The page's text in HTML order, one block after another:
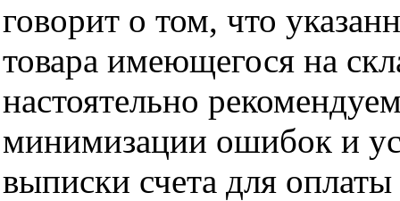
говорит о том, что
товара имеющегося на
настоятельно
минимизации ошибок и
выписки счета для